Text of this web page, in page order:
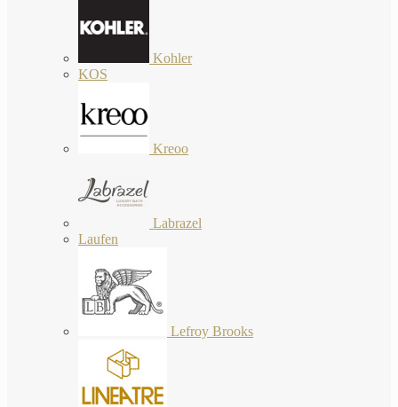
Kohler
KOS
Kreoo
Labrazel
Laufen
Lefroy Brooks